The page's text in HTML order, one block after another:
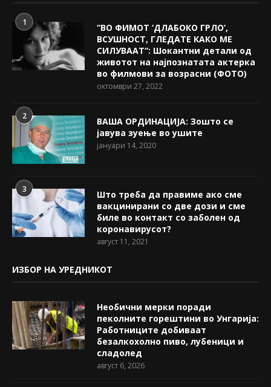
1
“ВО ФИМОТ ‘ДЛАБОКО ГРЛО’,
ВСУШНОСТ, ГЛЕДАТЕ КАКО МЕ
СИЛУВААТ“: Шокантни детали од
животот на најпознатата актерка
во филмови за возрасни (ФОТО)
октомври 27, 2022
2
ВАША ОРДИНАЦИЈА: Зошто се
јавува зуење во ушите
јануари 14, 2020
3
Што треба да правиме ако сме
вакцинирани со две дози и сме
биле во контакт со заболен од
коронавирусот?
август 11, 2021
ИЗБОР НА УРЕДНИКОТ
Необични мерки поради
пеколните горештини во Унгарија:
Работниците добиваат
безалкохолно пиво, лубеници и
сладолед
август 6, 2026